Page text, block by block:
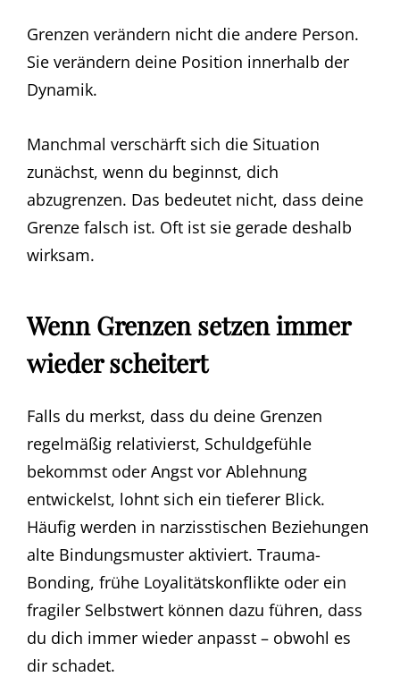
Grenzen verändern nicht die andere Person.
Sie verändern deine Position innerhalb der
Dynamik.
Manchmal verschärft sich die Situation
zunächst, wenn du beginnst, dich
abzugrenzen. Das bedeutet nicht, dass deine
Grenze falsch ist. Oft ist sie gerade deshalb
wirksam.
Wenn Grenzen setzen immer
wieder scheitert
Falls du merkst, dass du deine Grenzen
regelmäßig relativierst, Schuldgefühle
bekommst oder Angst vor Ablehnung
entwickelst, lohnt sich ein tieferer Blick.
Häufig werden in narzisstischen Beziehungen
alte Bindungsmuster aktiviert. Trauma-
Bonding, frühe Loyalitätskonflikte oder ein
fragiler Selbstwert können dazu führen, dass
du dich immer wieder anpasst – obwohl es
dir schadet.